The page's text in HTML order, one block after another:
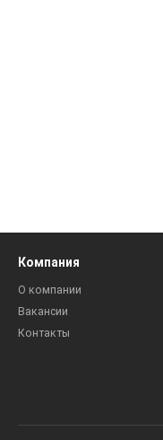
Компания
О компании
Вакансии
Контакты